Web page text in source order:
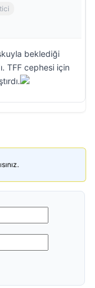
beklediği
TFF cephesi için